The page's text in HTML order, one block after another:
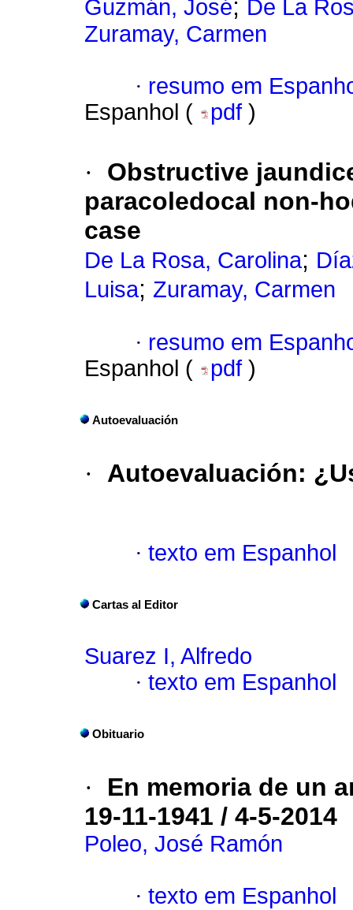
Guzmán, José; De La
Zuramay, Carmen
· resumo em
Espanhol (
pdf )
·
Obstructive
paracoledocal non-
case
De La Rosa, Carolina;
Luisa; Zuramay, Carmen
· resumo em
Espanhol (
pdf )
Autoevaluación
· Autoevaluación:
· texto em Espanhol
Cartas al Editor
Suarez I, Alfredo
· texto em Espanhol
Obituario
·
En memoria de un
19-11-1941 / 4-5-2014
Poleo, José Ramón
· texto em Espanhol